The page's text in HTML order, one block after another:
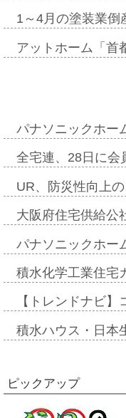
1～4月の塗装業
アットホーム「首
パナソニックホー
全宅連、28日に
UR、防災性向上
大阪府住宅供給公
パナソニックホー
積水化学工業住宅
【トレンドナビ
積水ハウス・日本
ピックアップ